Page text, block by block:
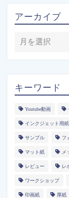
アーカイブ
キーワード
Youtube動画
インクジェット用紙
サンプル フ
マット紙 メ
レビュー レ
ワークショップ
印画紙 厚紙